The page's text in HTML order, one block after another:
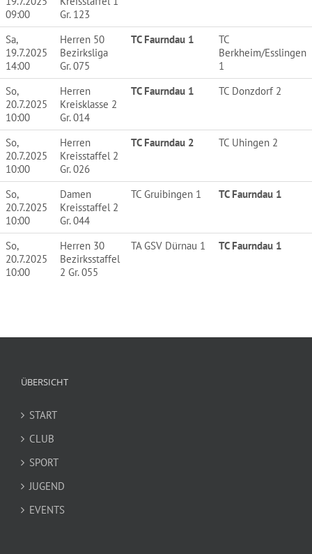
09:00
Gr. 123
Sa,
19.7.2025
14:00
Herren 50
Bezirksliga
Gr. 075
TC Faurndau 1
TC
Berkheim/Esslingen
1
So,
20.7.2025
10:00
Herren
Kreisklasse 2
Gr. 014
TC Faurndau 1 TC Donzdorf 2
So,
20.7.2025
10:00
Herren
Kreisstaffel 2
Gr. 026
TC Faurndau 2 TC Uhingen 2
So,
20.7.2025
10:00
Damen
Kreisstaffel 2
Gr. 044
TC Gruibingen 1 TC Faurndau 1
So,
20.7.2025
10:00
Herren 30
Bezirksstaffel
2 Gr. 055
TA GSV Dürnau 1 TC Faurndau 1
ÜBERSICHT
START
CLUB
SPORT
JUGEND
EVENTS